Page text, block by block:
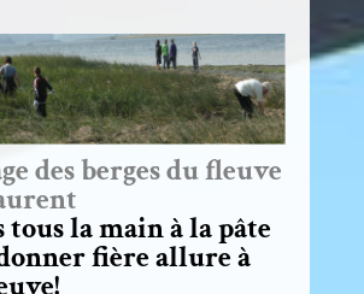
des berges du fleuve
la main à la pâte
fière allure à